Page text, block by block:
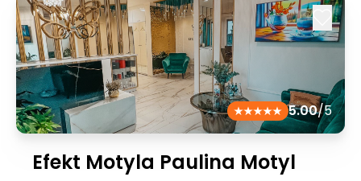
5.00/5
Efekt Motyla Paulina Motyl